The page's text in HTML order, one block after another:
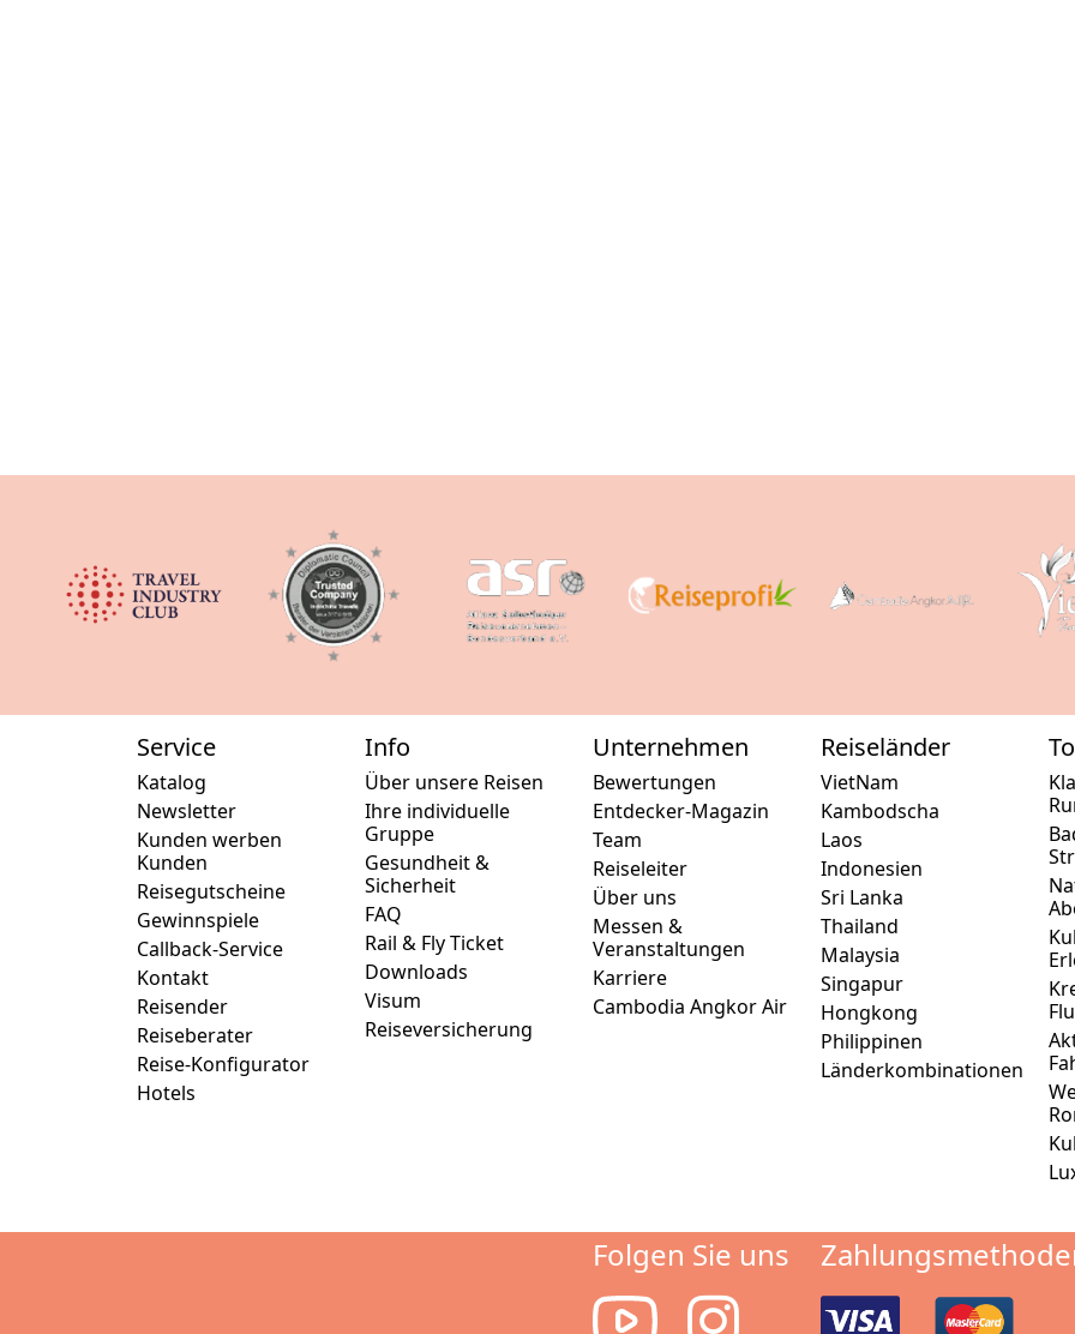
Service
Katalog
Newsletter
Kunden werben
Kunden
Reisegutscheine
Gewinnspiele
Callback-Service
Kontakt
Reisender
Reiseberater
Reise-Konfigurator
Hotels
Info
Über unsere Reisen
Ihre individuelle
Gruppe
Gesundheit &
Sicherheit
FAQ
Rail & Fly Ticket
Downloads
Visum
Reiseversicherung
Unternehmen
Bewertungen
Entdecker-Magazin
Team
Reiseleiter
Über uns
Messen &
Veranstaltungen
Karriere
Cambodia Angkor Air
Reiseländer
VietNam
Kambodscha
Laos
Indonesien
Sri Lanka
Thailand
Malaysia
Singapur
Hongkong
Philippinen
Länderkombinationen
Folgen Sie uns